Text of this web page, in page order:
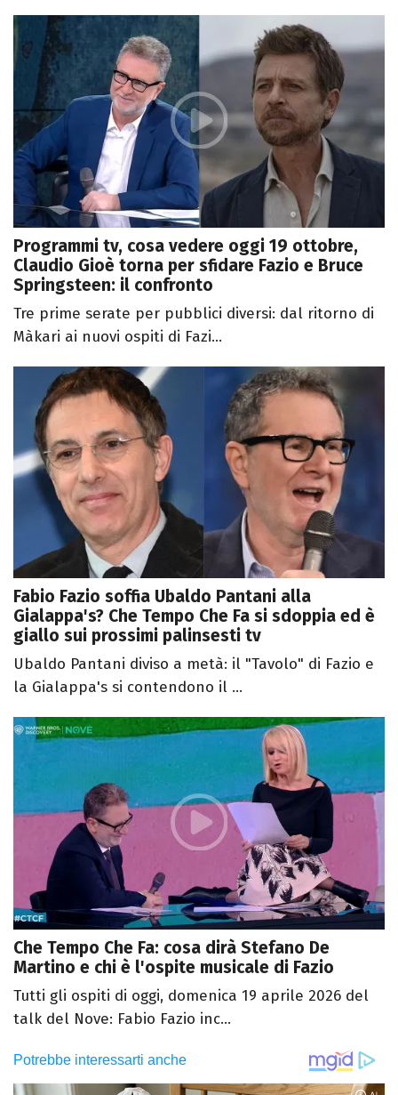
Programmi tv, cosa vedere oggi 19 ottobre,
Claudio Gioè torna per sfidare Fazio e Bruce
Springsteen: il confronto
Tre prime serate per pubblici diversi: dal ritorno di
Màkari ai nuovi ospiti di Fazi...
Fabio Fazio soffia Ubaldo Pantani alla
Gialappa's? Che Tempo Che Fa si sdoppia ed è
giallo sui prossimi palinsesti tv
Ubaldo Pantani diviso a metà: il "Tavolo" di Fazio e
la Gialappa's si contendono il ...
Che Tempo Che Fa: cosa dirà Stefano De
Martino e chi è l'ospite musicale di Fazio
Tutti gli ospiti di oggi, domenica 19 aprile 2026 del
talk del Nove: Fabio Fazio inc...